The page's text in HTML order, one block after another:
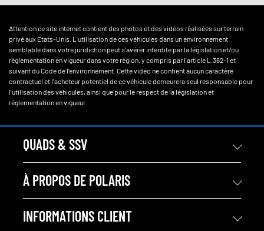
Attention ce site internet contient des photos et des vidéos réalisées sur terrain
privé aux Etats-Unis. L'utilisation de ces véhicules dans un environnement
semblable dans votre juridiction peut s'avérer interdite par la législation et/ou
réglementation en vigueur dans votre région, y compris par l'article L.362-1 et
suivant du Code de l'environnement. Cette vidéo ne contient aucun caractère
contractuel et l'acheteur potentiel de ce véhicule demeurera seul responsable pour
l'utilisation des véhicules, ainsi que pour le respect de la législation et
réglementation en vigueur.
QUADS & SSV
À PROPOS DE POLARIS
INFORMATIONS CLIENT